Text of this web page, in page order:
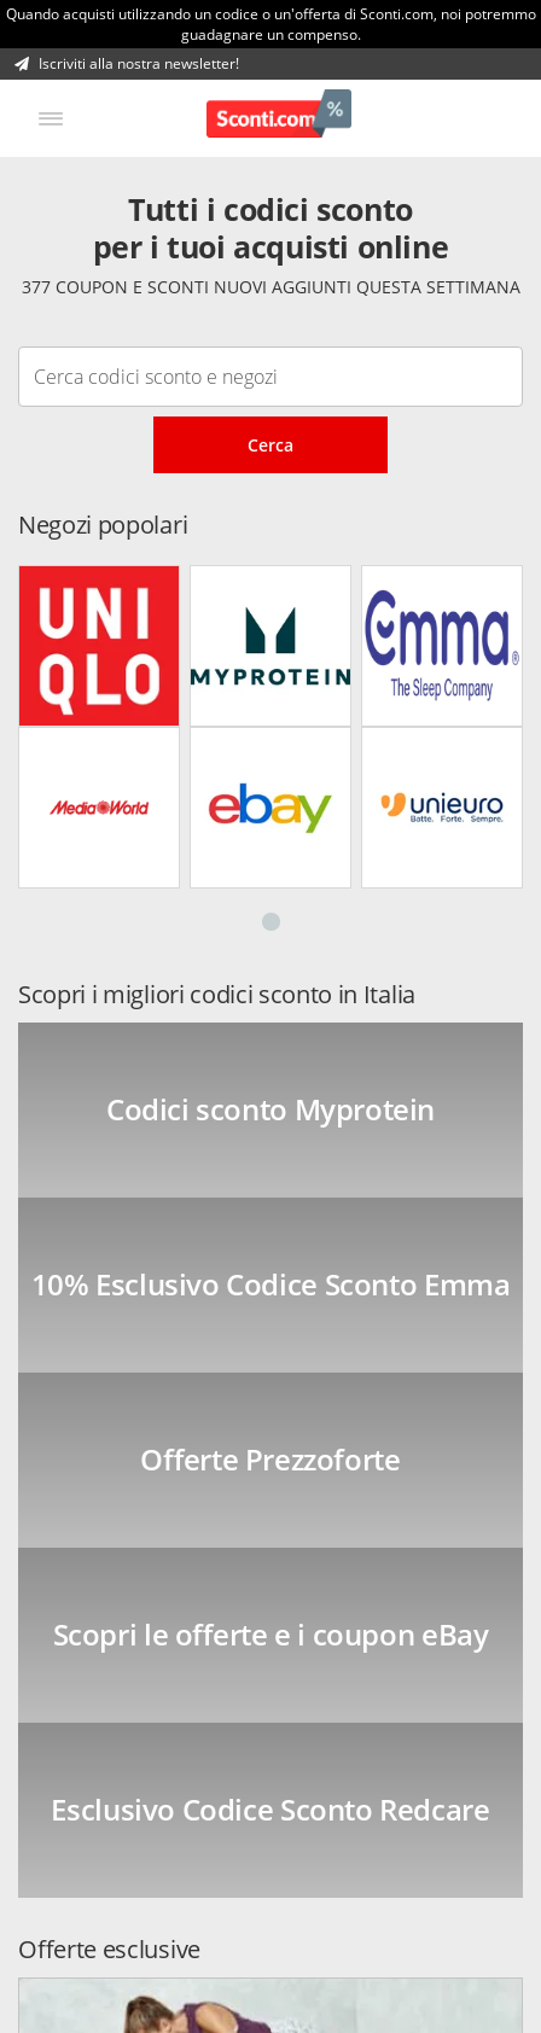
Quando acquisti utilizzando un codice o un'offerta di Sconti.com, noi potremmo
guadagnare un compenso.
Iscriviti alla nostra newsletter!
Tutti i codici sconto
per i tuoi acquisti online
377 COUPON E SCONTI NUOVI AGGIUNTI QUESTA SETTIMANA
Cerca
Negozi popolari
Scopri i migliori codici sconto in Italia
Codici sconto Myprotein
10% Esclusivo Codice Sconto Emma
Offerte Prezzoforte
Scopri le offerte e i coupon eBay
Esclusivo Codice Sconto Redcare
Offerte esclusive